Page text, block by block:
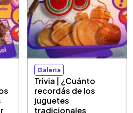
Galeria
Trivia | ¿Cuánto
recordás de los
juguetes
tradicionales